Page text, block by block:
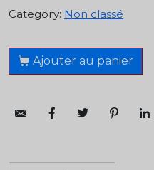
Category: Non classé
Ajouter au panier